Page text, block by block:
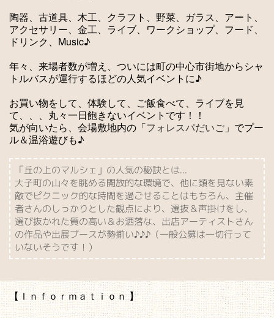
陶器、古道具、木工、クラフト、野菜、ガラス、アート、
アクセサリー、金工、ライブ、ワークショップ、フード、
ドリンク、Music♪
年々、来場者数が増え、ついには町の中心市街地からシャ
トルバスが運行するほどの人気イベントに♪
お買い物をして、体験して、ご飯食べて、ライブを見
て、、、丸々一日飽きないイベントです！！
気が向いたら、会場敷地内の「フォレスパだいご 」でプー
ル＆温浴遊びも♪
「丘の上のマルシェ」の人気の秘訣とは...
大子町の山々を眺める開放的な環境で、他に類を見ない素
敵でピクニック的な時間を過ごせることはもちろん、主催
者さんのしっかりとした観点により、選抜＆声掛けをし、
選び抜かれた質の高い＆お洒落な、出店アーティストさん
の作品や出展ブースが勢揃い♪♪♪（一般公募は一切行って
いないそうです！）
【Ｉｎｆｏｒｍａｔｉｏｎ 】